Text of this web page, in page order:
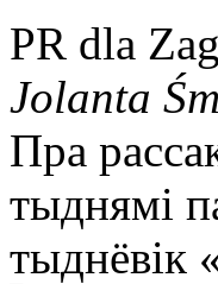
PR dla
Jolanta
Пра
тыднямі
тыднёвік